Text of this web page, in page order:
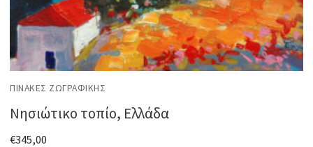
ΠΊΝΑΚΕΣ ΖΩΓΡΑΦΙΚΉΣ
Νησιώτικο τοπίο, Ελλάδα
€345,00